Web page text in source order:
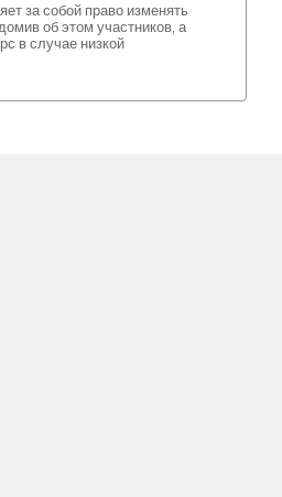
за собой право изменять
об этом участников, а
в случае низкой